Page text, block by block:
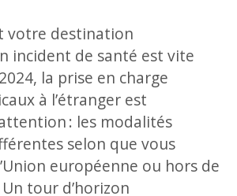
votre destination
incident de santé est vite
la prise en charge
à l’étranger est
: les modalités
selon que vous
européenne ou hors de
tour d’horizon